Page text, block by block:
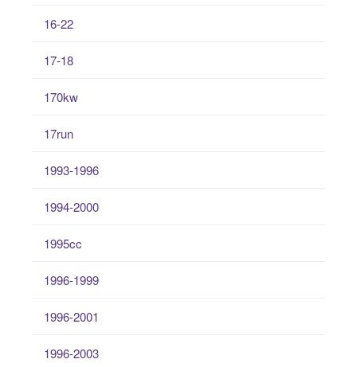
16-22
17-18
170kw
17run
1993-1996
1994-2000
1995cc
1996-1999
1996-2001
1996-2003